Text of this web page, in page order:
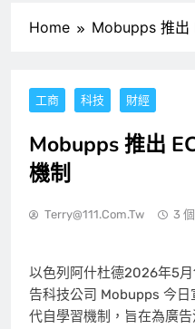
Home Mobupps 推出
工商 科技 財經
Mobupps 推出
機制
Terry@111.com.tw 3
以色列阿什杜德2026年5月
告科技公司 Mobupps 今日
代自學習機制，旨在為廣